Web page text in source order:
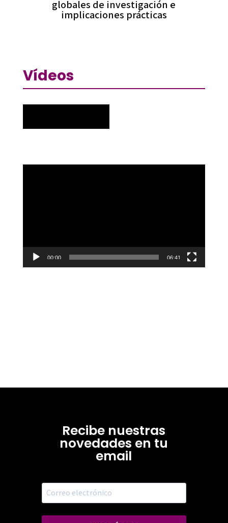
globales de investigación e
implicaciones prácticas
Vídeos
00:00 06:41
Recibe nuestras
novedades en tu
email